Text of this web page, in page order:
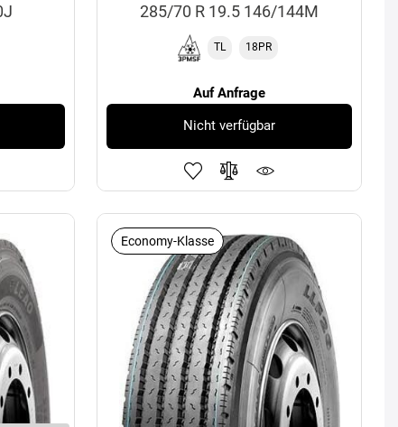
285/70 R 19.5 146/144M
TL 18PR
Auf Anfrage
Nicht verfügbar
Economy-Klasse